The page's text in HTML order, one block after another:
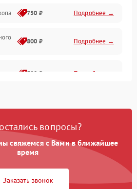
750 ₽ Подробнее →
800 ₽ Подробнее →
500 ₽ Подробнее →
750 ₽
вопросы?
свяжемся с Вами в ближайшее
время
Заказать звонок